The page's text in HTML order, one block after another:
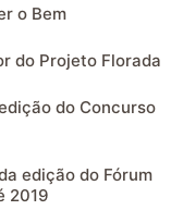
o Bem
do Projeto Florada
do Concurso
edição do Fórum
2019